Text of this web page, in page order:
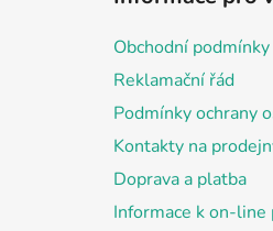
Obchodní podmínky
Reklamační řád
Podmínky ochrany
Kontakty na
Doprava a platba
Informace k on-line